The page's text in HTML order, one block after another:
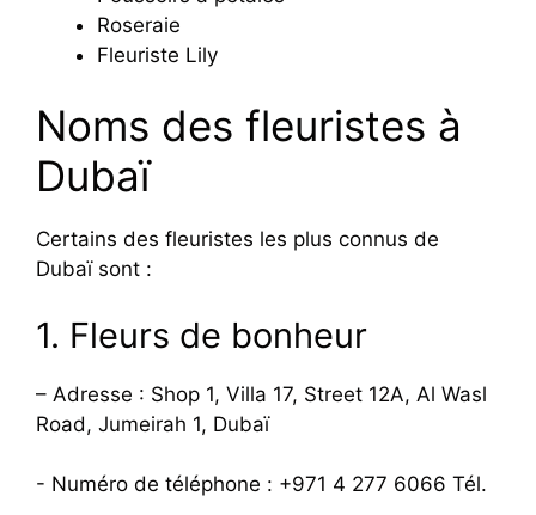
Roseraie
Fleuriste Lily
Noms des fleuristes à
Dubaï
Certains des fleuristes les plus connus de
Dubaï sont :
1. Fleurs de bonheur
– Adresse : Shop 1, Villa 17, Street 12A, Al Wasl
Road, Jumeirah 1, Dubaï
- Numéro de téléphone : +971 4 277 6066 Tél.